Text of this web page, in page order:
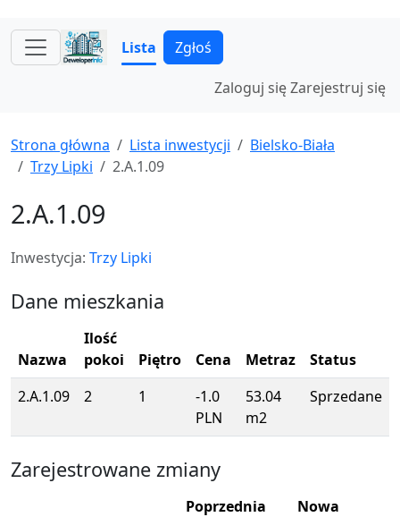
Lista Zgłoś
Zaloguj sięZarejestruj się
Strona główna Lista inwestycji
Bielsko-Biała
Trzy Lipki
2.A.1.09
2.A.1.09
Inwestycja: Trzy Lipki
Dane mieszkania
Nazwa
Ilość
pokoi
Piętro Cena Metraz
Status
2.A.1.09
2 1
-1.0
PLN
53.04
m2
Sprzedane
Zarejestrowane zmiany
Poprzednia
Nowa